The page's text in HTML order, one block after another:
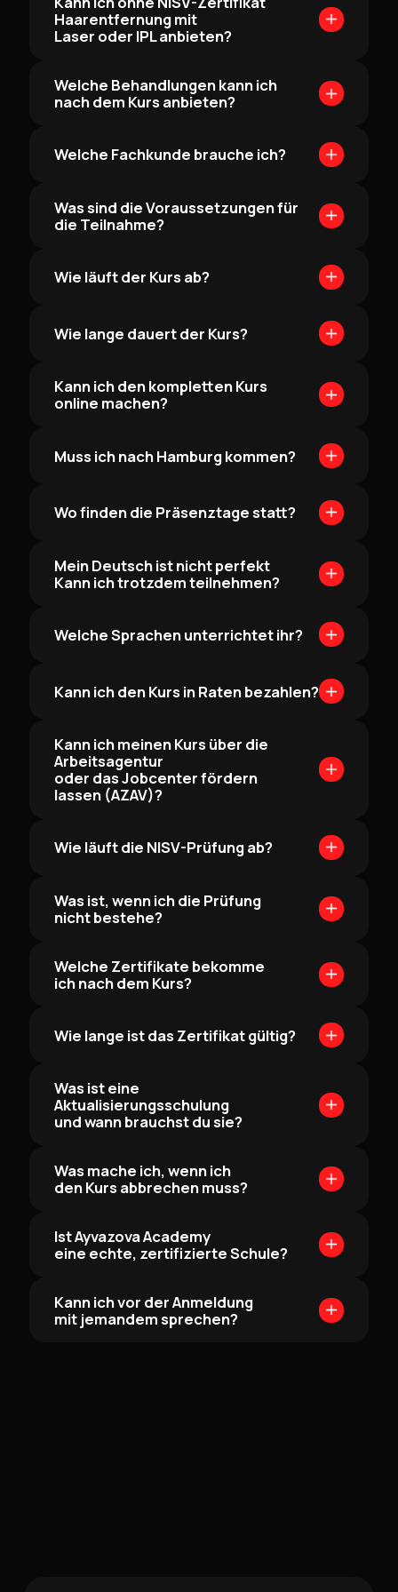
Haarentfernung mit
Laser oder IPL anbieten?
Welche Behandlungen kann ich
nach dem Kurs anbieten?
Welche Fachkunde brauche ich?
Was sind die Voraussetzungen für
die Teilnahme?
Wie läuft der Kurs ab?
Wie lange dauert der Kurs?
Kann ich den kompletten Kurs
online machen?
Muss ich nach Hamburg kommen?
Wo finden die Präsenztage statt?
Mein Deutsch ist nicht perfekt
Kann ich trotzdem teilnehmen?
Welche Sprachen unterrichtet ihr?
Kann ich den Kurs in Raten bezahlen?
Kann ich meinen Kurs über die
Arbeitsagentur
oder das Jobcenter fördern
lassen (AZAV)?
Wie läuft die NISV-Prüfung ab?
Was ist, wenn ich die Prüfung
nicht bestehe?
Welche Zertifikate bekomme
ich nach dem Kurs?
Wie lange ist das Zertifikat gültig?
Was ist eine
Aktualisierungsschulung
und wann brauchst du sie?
Was mache ich, wenn ich
den Kurs abbrechen muss?
Ist Ayvazova Academy
eine echte, zertifizierte Schule?
Kann ich vor der Anmeldung
mit jemandem sprechen?